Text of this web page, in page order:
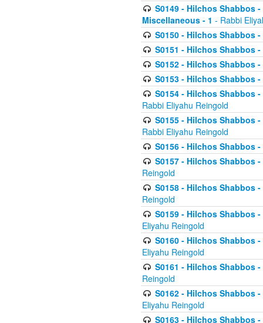
S0149 - Hilchos Shabbos
Miscellaneous - 1 - Rabbi
S0150 - Hilchos Shabbos
S0151 - Hilchos Shabbos
S0152 - Hilchos Shabbos
S0153 - Hilchos Shabbos
S0154 - Hilchos Shabbos
Rabbi Eliyahu Reingold
S0155 - Hilchos Shabbos
Rabbi Eliyahu Reingold
S0156 - Hilchos Shabbos
S0157 - Hilchos Shabbos
Reingold
S0158 - Hilchos Shabbos
Reingold
S0159 - Hilchos Shabbos
Eliyahu Reingold
S0160 - Hilchos Shabbos
Eliyahu Reingold
S0161 - Hilchos Shabbos
Reingold
S0162 - Hilchos Shabbos
Eliyahu Reingold
S0163 - Hilchos Shabbos